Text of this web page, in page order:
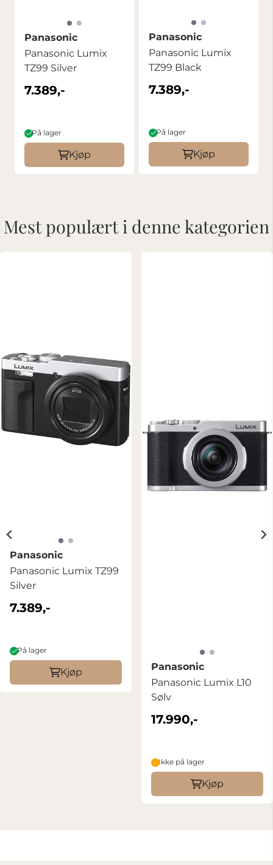
Panasonic
Panasonic Lumix
TZ99 Silver
7.389,-
På lager
Kjøp
Panasonic
Panasonic Lumix
TZ99 Black
7.389,-
På lager
Kjøp
Mest populært i denne kategorien
Panasonic
Panasonic Lumix TZ99
Silver
7.389,-
På lager
Kjøp
Panasonic
Panasonic Lumix L10
Sølv
17.990,-
Ikke på lager
Kjøp